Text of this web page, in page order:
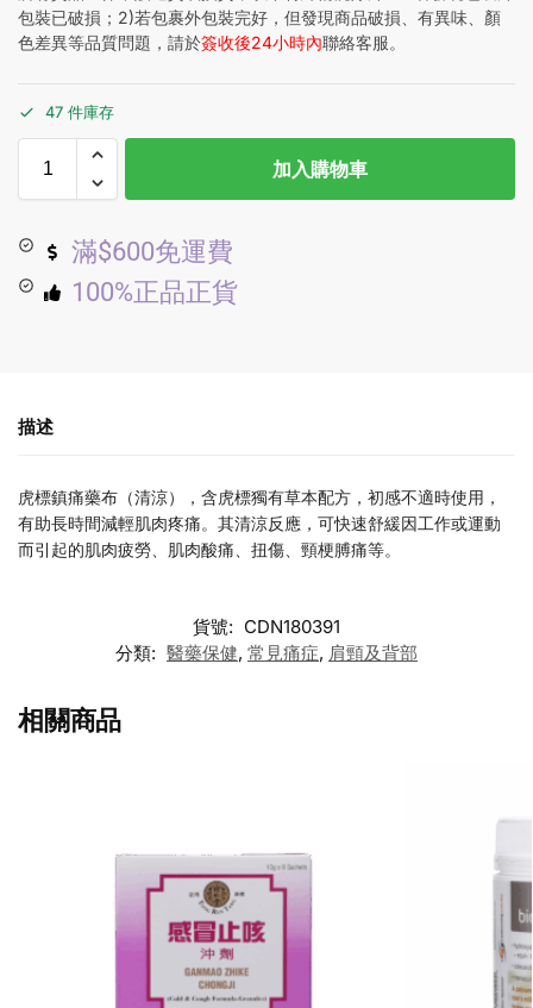
包裝已破損；2)若包裹外包裝完好，但發現商品破損、有異味、顏
色差異等品質問題，請於簽收後24小時內聯絡客服。
47 件庫存
加入購物車
滿$600免運費
100%正品正貨
描述
虎標鎮痛藥布（清涼），含虎標獨有草本配方，初感不適時使用，
有助長時間減輕肌肉疼痛。其清涼反應，可快速舒緩因工作或運動
而引起的肌肉疲勞、肌肉酸痛、扭傷、頸梗膊痛等。
貨號: CDN180391
分類: 醫藥保健, 常見痛症, 肩頸及背部
相關商品